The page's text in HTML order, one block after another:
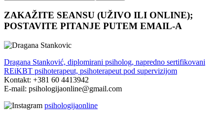
ZAKAŽITE SEANSU (UŽIVO ILI ONLINE);
POSTAVITE PITANJE PUTEM EMAIL-A
Dragana Stanković, diplomirani psiholog, napredno sertifikovani
REiKBT psihoterapeut, psihoterapeut pod supervizijom
Kontakt: +381 60 4413942
E-mail: psihologijaonline@gmail.com
psihologijaonline